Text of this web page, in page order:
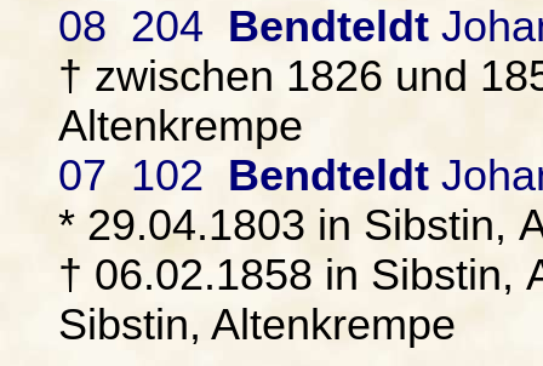
08 204 Bendteldt
† zwischen 1826 und
Altenkrempe
07 102 Bendteldt
* 29.04.1803 in Sibstin,
† 06.02.1858 in Sibstin,
Sibstin, Altenkrempe